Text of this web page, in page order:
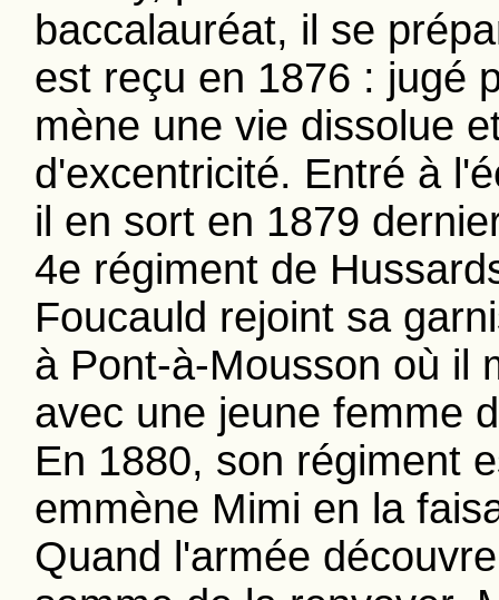
baccalauréat, il se
est reçu en 1876 : jugé
mène une vie dissolue
d'excentricité. Entré à
il en sort en 1879
4e régiment de
Foucauld rejoint sa
à Pont-à-Mousson où il
avec une jeune femme
En 1880, son régiment
emmène Mimi en la
Quand l'armée